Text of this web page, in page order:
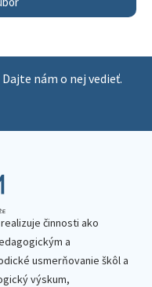
nám o nej vedieť.
činnosti ako
a
usmerňovanie škôl a
výskum,